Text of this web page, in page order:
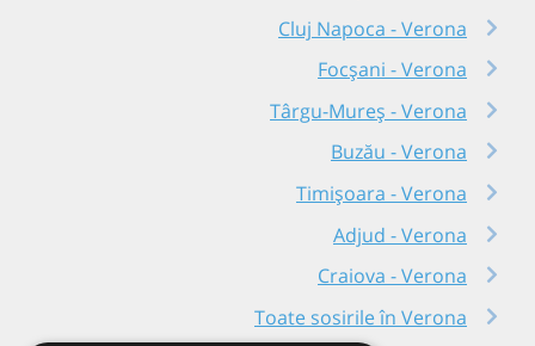
Cluj Napoca - Verona
Focșani - Verona
Târgu-Mureș - Verona
Buzău - Verona
Timișoara - Verona
Adjud - Verona
Craiova - Verona
Toate sosirile în Verona